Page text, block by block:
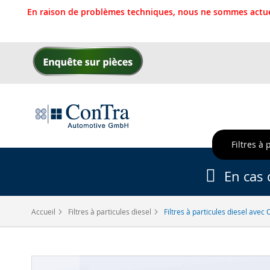
En raison de problèmes techniques, nous ne sommes
Allez
Filtres à
Accueil Filtres à particules diesel Filtres à particules diesel avec
En